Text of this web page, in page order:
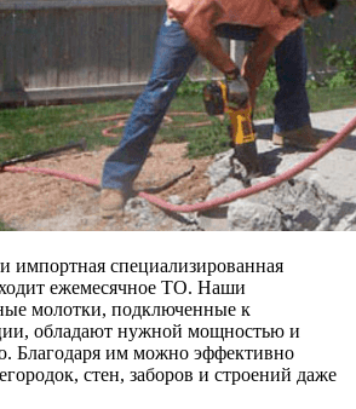
импортная специализированная
ежемесячное ТО. Наши
молотки, подключенные к
обладают нужной мощностью и
Благодаря им можно эффективно
стен, заборов и строений даже